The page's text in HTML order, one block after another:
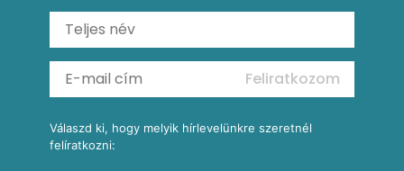
Ratatouille
Almás-kéksajtos kukoricasaláta
Köretek
Reggeli receptek
Feliratkozom
Válaszd ki, hogy melyik hírlevelünkre szeretnél
felíratkozni: